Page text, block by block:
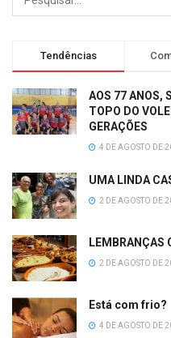
Tendências
AOS 77 ANOS,
TOPO DO
GERAÇÕES
4 DE AGOSTO DE
UMA LINDA
2 DE AGOSTO DE
LEMBRANÇAS
2 DE AGOSTO DE
Está com frio?
4 DE AGOSTO DE